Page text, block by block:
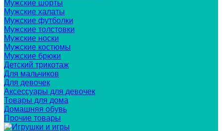
Мужские шорты
Мужские халаты
Мужские футболки
Мужские толстовки
Мужские носки
Мужские костюмы
Мужские брюки
Детский трикотаж
Для мальчиков
Для девочек
Аксессуары для девочек
Товары для дома
Домашняя обувь
Прочие товары